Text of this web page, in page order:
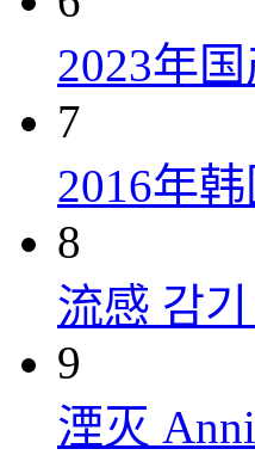
2023年
7
2016年
8
流感 감
9
湮灭